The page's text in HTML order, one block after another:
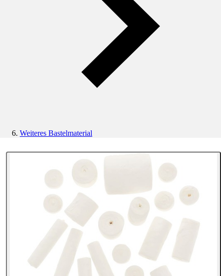
Weiteres Bastelmaterial